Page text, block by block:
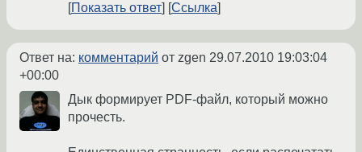
Показать ответ
Ссылка
Ответ на: комментарий от zgen 29.07.2010 19:03:04
+00:00
Дык формирует PDF-файл, который можно
прочесть.